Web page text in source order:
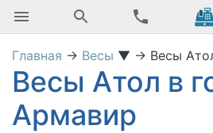
Главная → Весы ▼ → Весы
Весы Атол в
Армавир